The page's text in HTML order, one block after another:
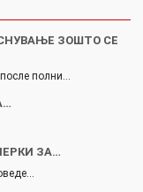
ЗОШТО СЕ
полни…
ЗА…